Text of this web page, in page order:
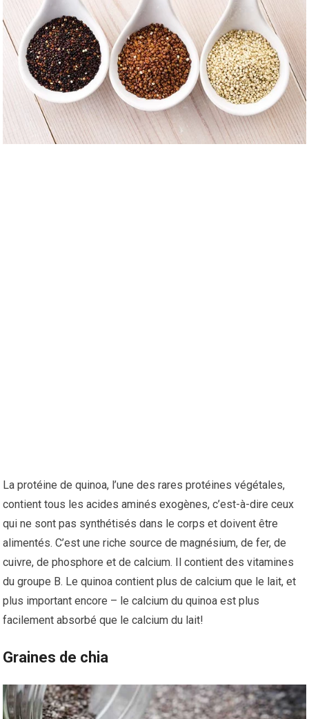
La protéine de quinoa, l’une des rares protéines végétales,
contient tous les acides aminés exogènes, c’est-à-dire ceux
qui ne sont pas synthétisés dans le corps et doivent être
alimentés. C’est une riche source de magnésium, de fer, de
cuivre, de phosphore et de calcium. Il contient des vitamines
du groupe B. Le quinoa contient plus de calcium que le lait, et
plus important encore – le calcium du quinoa est plus
facilement absorbé que le calcium du lait!
Graines de chia